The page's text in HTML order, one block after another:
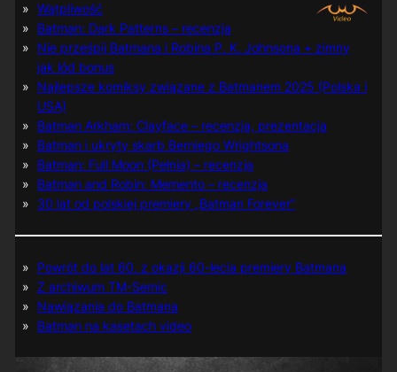
Wątpliwość
Batman: Dark Patterns – recenzja
Nie prześpij Batmana i Robina P. K. Johnsona + zimny
jak lód bonus
Najlepsze komiksy związane z Batmanem 2025 (Polska i
USA)
Batman Arkham: Clayface – recenzja, prezentacja
Batman i ukryty skarb Berniego Wrightsona
Batman: Full Moon (Pełnia) – recenzja
Batman and Robin: Memento – recenzja
30 lat od polskiej premiery „Batman Forever”
Powrót do lat 60. z okazji 60-lecia premiery Batmana
Z archiwum TM-Semic
Nawiązania do Batmana
Batman na kasetach video